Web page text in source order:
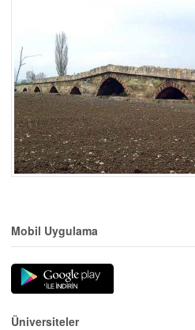
Mobil Uygulama
Üniversiteler